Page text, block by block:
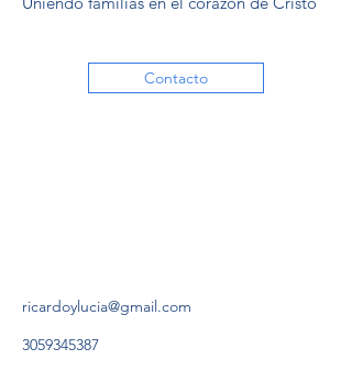
Contacto
ricardoylucia@gmail.com
3059345387